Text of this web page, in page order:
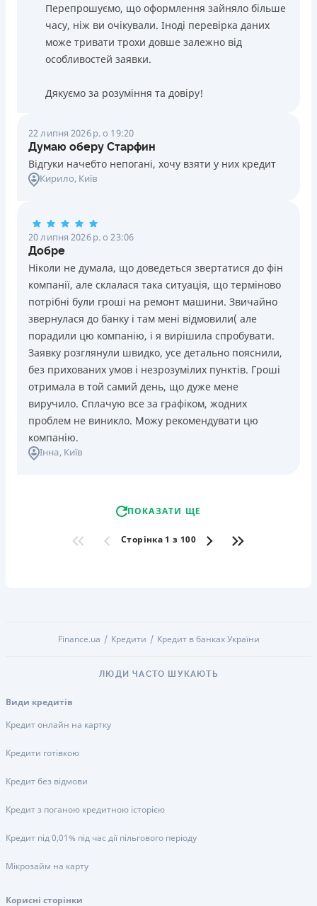
Перепрошуємо, що оформлення зайняло більше
часу, ніж ви очікували. Іноді перевірка даних
може тривати трохи довше залежно від
особливостей заявки.
Дякуємо за розуміння та довіру!
22 липня 2026 р. о 19:20
Думаю оберу Старфин
Відгуки начебто непогані, хочу взяти у них кредит
Кирило, Київ
20 липня 2026 р. о 23:06
Добре
Ніколи не думала, що доведеться звертатися до фін
компанії, але склалася така ситуація, що терміново
потрібні були гроші на ремонт машини. Звичайно
звернулася до банку і там мені відмовили( але
порадили цю компанію, і я вирішила спробувати.
Заявку розглянули швидко, усе детально пояснили,
без прихованих умов і незрозумілих пунктів. Гроші
отримала в той самий день, що дуже мене
виручило. Сплачую все за графіком, жодних
проблем не виникло. Можу рекомендувати цю
компанію.
Інна, Київ
ПОКАЗАТИ ЩЕ
Сторінка 1 з 100
Finance.ua Кредити Кредит в банках України
ЛЮДИ ЧАСТО ШУКАЮТЬ
Види кредитів
Кредит онлайн на картку
Кредити готівкою
Кредит без відмови
Кредит з поганою кредитною історією
Кредит під 0,01% під час дії пільгового періоду
Мікрозайм на карту
Корисні сторінки